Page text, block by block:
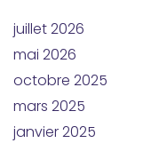
juillet 2026
mai 2026
octobre 2025
mars 2025
janvier 2025